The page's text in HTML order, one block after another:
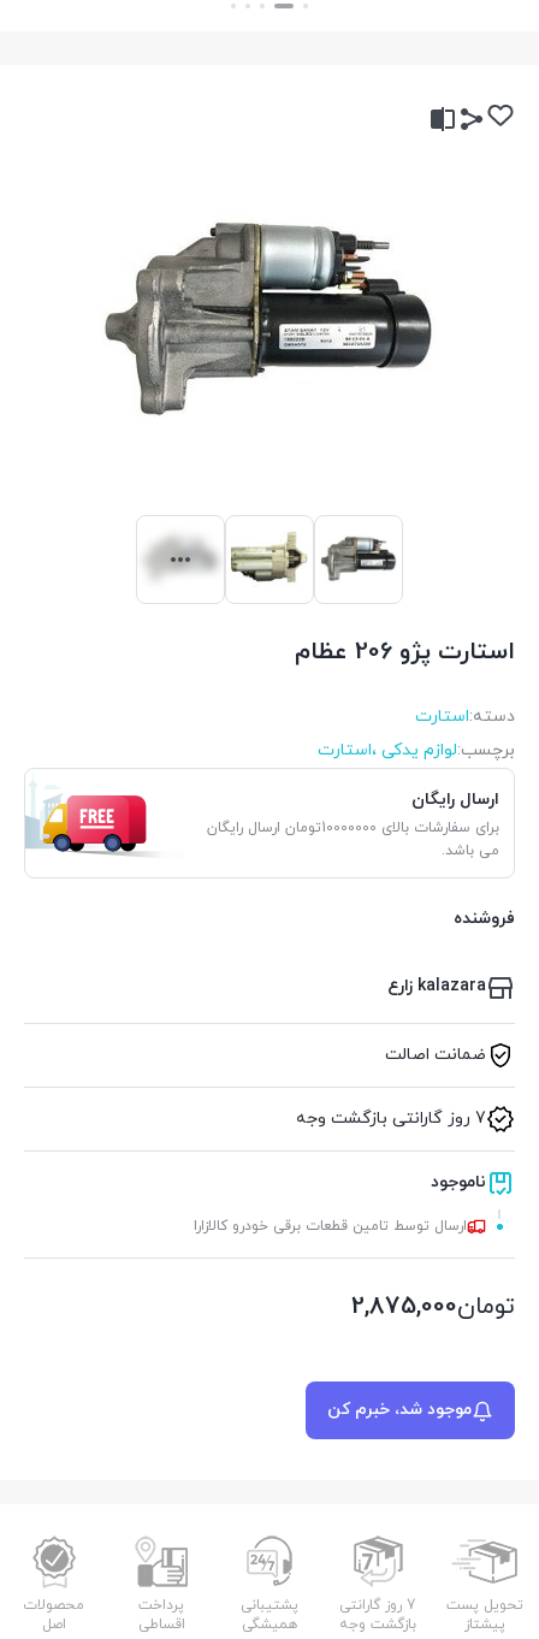
استارت پژو 206 عظام
دسته:استارت
برچسب:لوازم یدکی ،استارت
ارسال رایگان
برای سفارشات بالای 10000000تومان ارسال رایگان
می باشد.
فروشنده
kalazara زارع
ضمانت اصالت
7 روز گارانتی بازگشت وجه
ناموجود
ارسال توسط تامین قطعات برقی خودرو کالازارا
تومان2,875,000
موجود شد، خبرم کن
تحویل پست
پیشتاز
7 روز گارانتی
بازگشت وجه
پشتیبانی
همیشگی
پرداخت
اقساطی
محصولات
اصل